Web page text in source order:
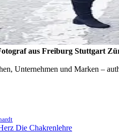
aus Freiburg Stuttgart
Unternehmen und Marken –
Die Chakrenlehre